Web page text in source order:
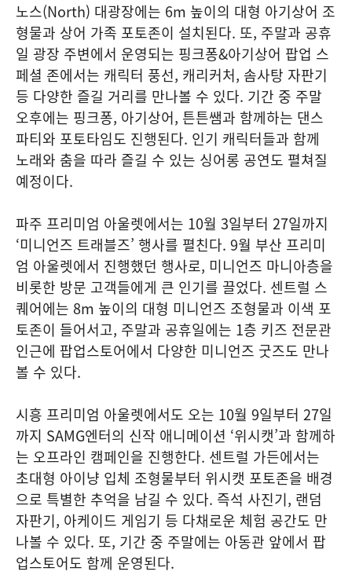
노스(North) 대광장에는 6m 높이의 대형 아기상어 조
형물과 상어 가족 포토존이 설치된다. 또, 주말과 공휴
일 광장 주변에서 운영되는 핑크퐁&아기상어 팝업 스
페셜 존에서는 캐릭터 풍선, 캐리커처, 솜사탕 자판기
등 다양한 즐길 거리를 만나볼 수 있다. 기간 중 주말
오후에는 핑크퐁, 아기상어, 튼튼쌤과 함께하는 댄스
파티와 포토타임도 진행된다. 인기 캐릭터들과 함께
노래와 춤을 따라 즐길 수 있는 싱어롱 공연도 펼쳐질
예정이다.
파주 프리미엄 아울렛에서는 10월 3일부터 27일까지
‘미니언즈 트래블즈’ 행사를 펼친다. 9월 부산 프리미
엄 아울렛에서 진행했던 행사로, 미니언즈 마니아층을
비롯한 방문 고객들에게 큰 인기를 끌었다. 센트럴 스
퀘어에는 8m 높이의 대형 미니언즈 조형물과 이색 포
토존이 들어서고, 주말과 공휴일에는 1층 키즈 전문관
인근에 팝업스토어에서 다양한 미니언즈 굿즈도 만나
볼 수 있다.
시흥 프리미엄 아울렛에서도 오는 10월 9일부터 27일
까지 SAMG엔터의 신작 애니메이션 ‘위시캣’과 함께하
는 오프라인 캠페인을 진행한다. 센트럴 가든에서는
초대형 아이냥 입체 조형물부터 위시캣 포토존을 배경
으로 특별한 추억을 남길 수 있다. 즉석 사진기, 랜덤
자판기, 아케이드 게임기 등 다채로운 체험 공간도 만
나볼 수 있다. 또, 기간 중 주말에는 아동관 앞에서 팝
업스토어도 함께 운영된다.